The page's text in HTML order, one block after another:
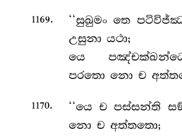
1169.
‘‘සුඛුමං තෙ
උසුනා යථා;
යෙ
පරතො නො ච
1170.
‘‘යෙ ච පස්සන්ති
නො ච අත්තතො;